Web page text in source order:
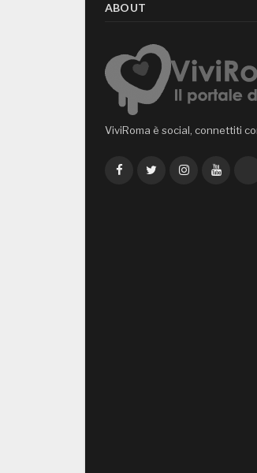
ABOUT
ViviRoma è social, connettiti
FacebookTwitterInstagram